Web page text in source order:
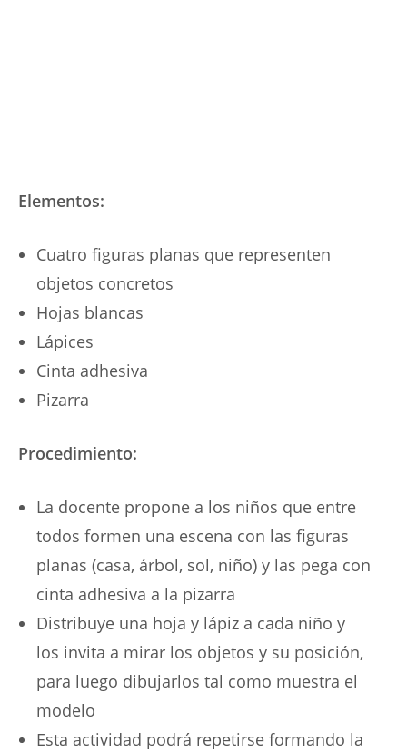
Elementos:
Cuatro figuras planas que representen
objetos concretos
Hojas blancas
Lápices
Cinta adhesiva
Pizarra
Procedimiento:
La docente propone a los niños que entre
todos formen una escena con las figuras
planas (casa, árbol, sol, niño) y las pega con
cinta adhesiva a la pizarra
Distribuye una hoja y lápiz a cada niño y
los invita a mirar los objetos y su posición,
para luego dibujarlos tal como muestra el
modelo
Esta actividad podrá repetirse formando la